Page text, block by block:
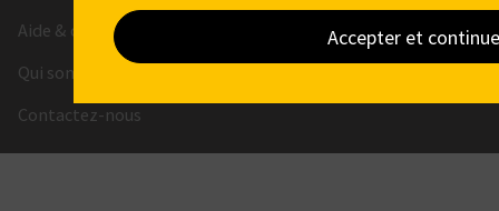
Aide & conseil
Qui sommes-nous ?
Contactez-nous
Conditions générales de vente
Protection des données
Accepter et